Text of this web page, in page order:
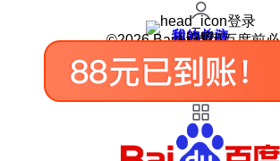
登录
我的关注
我的收藏
皮肤中心
用户反馈
设置
©2026 Baidu 使用百度前